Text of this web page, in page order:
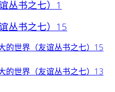
丛书之七）1
丛书之七）15
的世界（友谊丛书之七）15
的世界（友谊丛书之七）13